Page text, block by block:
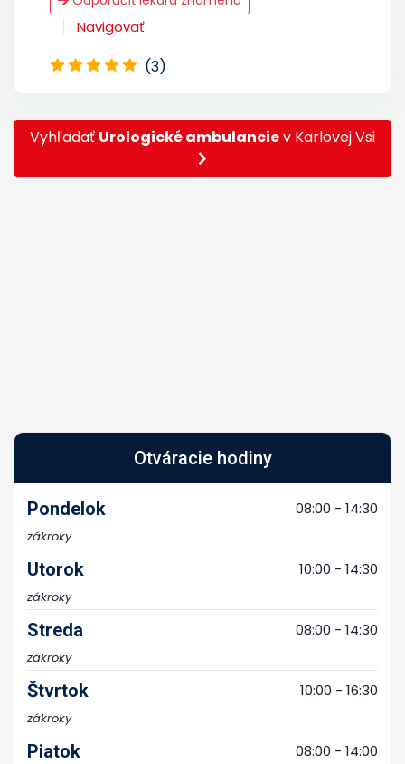
Navigovať
(3)
Vyhľadať Urologické ambulancie
Otváracie hodiny
Pondelok 08:00 - 14:30
zákroky
Utorok 10:00 - 14:30
zákroky
Streda 08:00 - 14:30
zákroky
Štvrtok 10:00 - 16:30
zákroky
Piatok 08:00 - 14:00